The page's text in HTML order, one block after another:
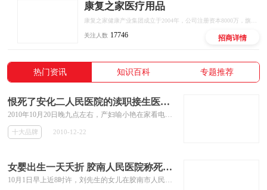
康复之家医疗用品
关注人数 17746 招商详情
热门资讯 知识百科 专题推荐
恨死了安化二人民医院的渎职接生医生！
十大品牌 2010-12-22
女婴出生一天夭折 胶南人民医院称死因难确定